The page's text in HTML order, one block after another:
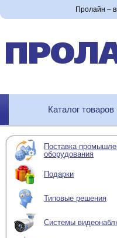
Пролайн –
Каталог товаров
Поставка
оборудования
Подарки
Типовые решения
Системы